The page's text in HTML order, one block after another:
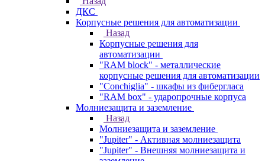
ДКС
Корпусные решения для автоматизации
Назад
Корпусные решения для
автоматизации
"RAM block" - металлические
корпусные решения для автоматизации
"Conchiglia" - шкафы из фибергласа
"RAM box" - ударопрочные корпуса
Молниезащита и заземление
Назад
Молниезащита и заземление
"Jupiter" - Активная молниезащита
"Jupiter" - Внешняя молниезащита и